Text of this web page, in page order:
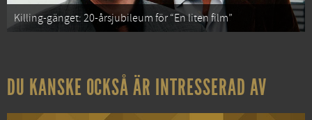
Killing-gänget: 20-årsjubileum för “En liten film”
DU KANSKE OCKSÅ ÄR INTRESSERAD AV